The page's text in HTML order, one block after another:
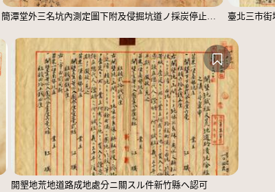
簡潭堂外三名坑內測定圖下附及侵掘坑道ノ採炭停止命令ノ件
開墾地荒地道路成地處分ニ關スル件新竹縣ヘ認可